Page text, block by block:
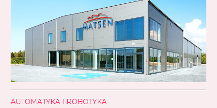
AUTOMATYKA I ROBOTYKA